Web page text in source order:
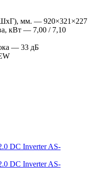
мм. — 920×321×227
кВт — 7,00 / 7,10
— 33 дБ